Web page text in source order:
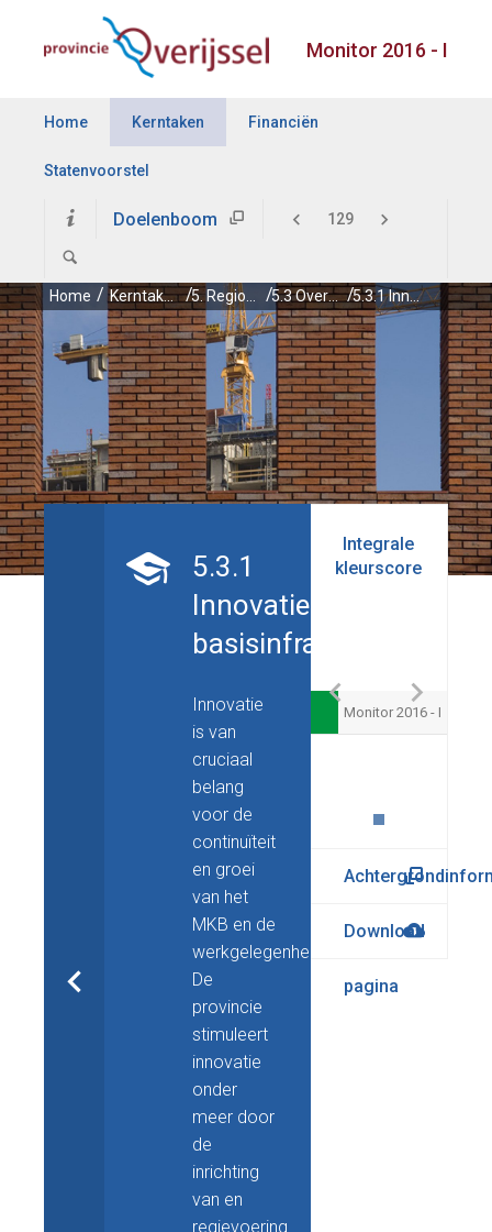
Monitor 2016 - I
Home Kerntaken Financiën
Statenvoorstel
Doelenboom
Home Kerntaken 5.3 Overijssel investeert in innovatie 5.3.1 Innovatie basisinfrastructuur
5.3.1
Innovatie
basisinfrastructuur
Innovatie
is van
cruciaal
belang
voor de
continuïteit
en groei
van het
MKB en de
werkgelegenheid.
De
provincie
stimuleert
innovatie
onder
meer door
de
inrichting
van en
regievoering
Integrale
kleurscore
Monitor 2016 - I
Download
pagina